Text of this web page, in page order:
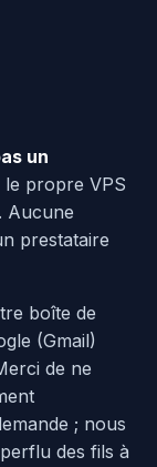
un
propre VPS
Aucune
prestataire
boîte de
(Gmail)
de ne
; nous
des fils à